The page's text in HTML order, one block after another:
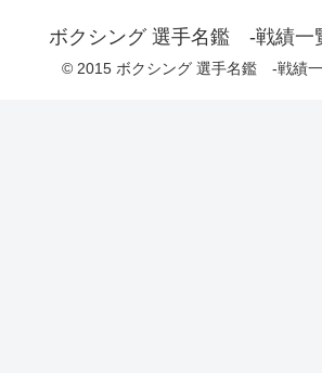
ボクシング 選手名鑑 -戦績一
© 2015 ボクシング 選手名鑑 -戦績一